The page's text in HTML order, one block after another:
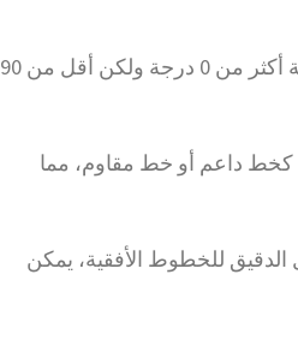
مرة أخرى أن الخط الأفقي لا زاوية له، أما خط الاتجاه لديه زاوية أكثر من 0 درجة ولكن أقل من 90
كخط داعم أو خط مقاوم، مما
الدقيق للخطوط الأفقية، يمكن